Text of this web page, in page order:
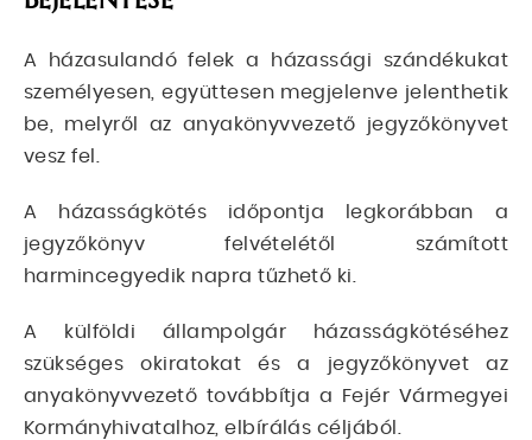
A házasulandó felek a házassági szándékukat
személyesen, együttesen megjelenve jelenthetik
be, melyről az anyakönyvvezető jegyzőkönyvet
vesz fel.
A házasságkötés időpontja legkorábban a
jegyzőkönyv felvételétől számított
harmincegyedik napra tűzhető ki.
A külföldi állampolgár házasságkötéséhez
szükséges okiratokat és a jegyzőkönyvet az
anyakönyvvezető továbbítja a Fejér Vármegyei
Kormányhivatalhoz, elbírálás céljából.